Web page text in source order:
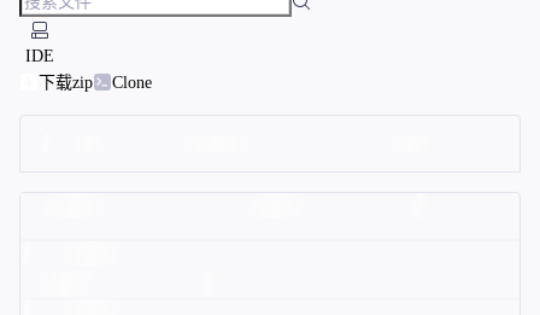
IDE
下载zip
Clone